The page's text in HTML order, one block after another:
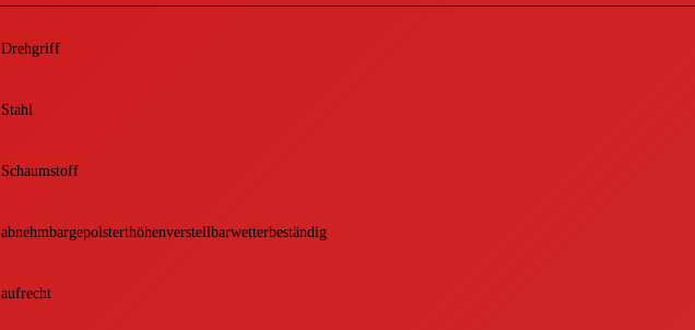
Drehgriff
Stahl
Schaumstoff
abnehmbargepolsterthöhenverstellbarwetterbeständig
aufrecht